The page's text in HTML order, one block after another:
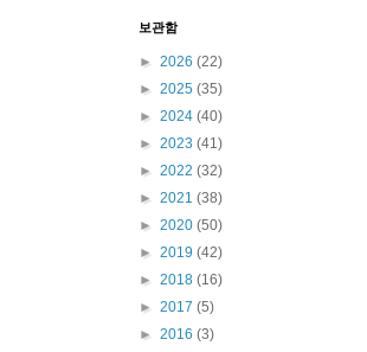
보관함
► 2026 (22)
► 2025 (35)
► 2024 (40)
► 2023 (41)
► 2022 (32)
► 2021 (38)
► 2020 (50)
► 2019 (42)
► 2018 (16)
► 2017 (5)
► 2016 (3)